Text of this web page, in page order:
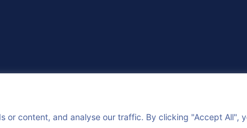
or content, and analyse our traffic. By clicking "Accept All",